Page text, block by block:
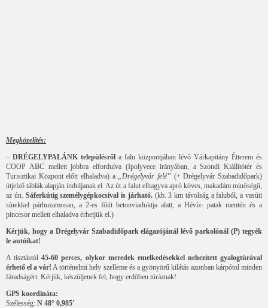
Megközelítés:
– DRÉGELYPALÁNK településről a falu központjában lévő Várkapitány Étterem és
COOP ABC mellett jobbra elfordulva (Ipolyvece irányában, a Szondi Kiállítótér és
Turisztikai Központ előtt elhaladva) a„Drégelyvár felé” (+ Drégelyvár Szabadidőpark)
útjelző táblák alapján induljanak el. Az út a falut elhagyva apró köves, makadám minőségű,
az ún. Sáferkútig személygépkocsival is járható. (kb. 3 km távolság a faluból, a vasúti
sínekkel párhuzamosan, a 2-es főút betonviaduktja alatt, a Hévíz- patak mentén és a
pincesor mellett elhaladva érhetjük el.)
Kérjük, hogy a Drégelyvár Szabadidőpark elágazójánál lévő parkolónál (P) tegyék
le autóikat!
A tisztástól45-60 perces, olykor meredek emelkedésekkel nehezített gyalogtúrával
érhető el a vár! A történelmi hely szelleme és a gyönyörű kilátás azonban kárpótol minden
fáradságért. Kérjük, készüljenek fel, hogy erdőben túráznak!
GPS koordináta:
Szélesség: N 48° 0,985′